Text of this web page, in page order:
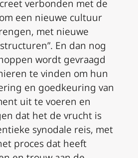
verbonden met de
een nieuwe cultuur
met nieuwe
En dan nog
wordt gevraagd
te vinden om hun
en goedkeuring van
uit te voeren en
dat het de vrucht is
synodale reis, met
proces dat heeft